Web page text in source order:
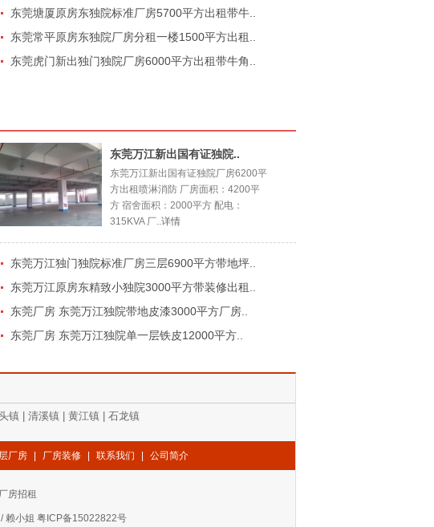
东莞塘厦原房东独院标准厂房5700平方出租带牛..
东莞常平原房东独院厂房分租一楼1500平方出租..
东莞虎门新出独门独院厂房6000平方出租带牛角..
东莞万江新出国有证独院..
东莞万江新出国有证独院厂房6200平
方出租喷淋消防 厂房面积：4200平
方 宿舍面积：2000平方 配电：
315KVA 厂..详情
东莞万江独门独院标准厂房三层6900平方带地坪..
东莞万江原房东精致小独院3000平方带装修出租..
东莞厂房 东莞万江独院带地皮漆3000平方厂房..
东莞厂房 东莞万江独院单一层铁皮12000平方..
镇 清溪镇 黄江镇 石龙镇
厂房 厂房装修 联系我们 公司简介
房招租
赖小姐 粤ICP备15022822号